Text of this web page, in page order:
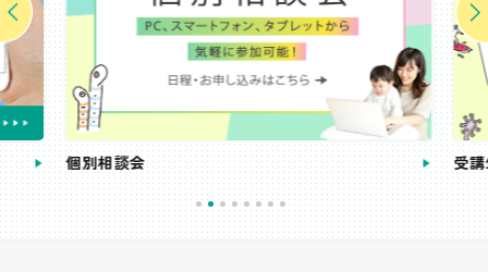
個別相談会 受講